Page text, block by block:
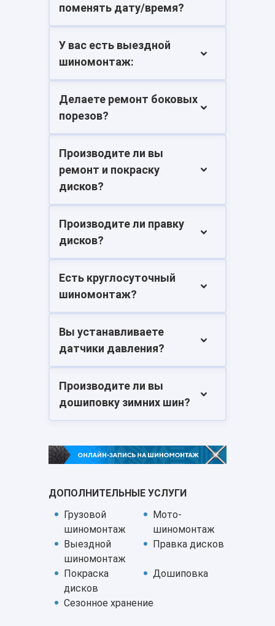
поменять дату/время?
У вас есть выездной
шиномонтаж:
Делаете ремонт боковых
порезов?
Производите ли вы
ремонт и покраску
дисков?
Производите ли правку
дисков?
Есть круглосуточный
шиномонтаж?
Вы устанавливаете
датчики давления?
Производите ли вы
дошиповку зимних шин?
ДОПОЛНИТЕЛЬНЫЕ УСЛУГИ
Грузовой
шиномонтаж
Мото-
шиномонтаж
Выездной
шиномонтаж
Правка дисков
Покраска
дисков
Дошиповка
Сезонное хранение